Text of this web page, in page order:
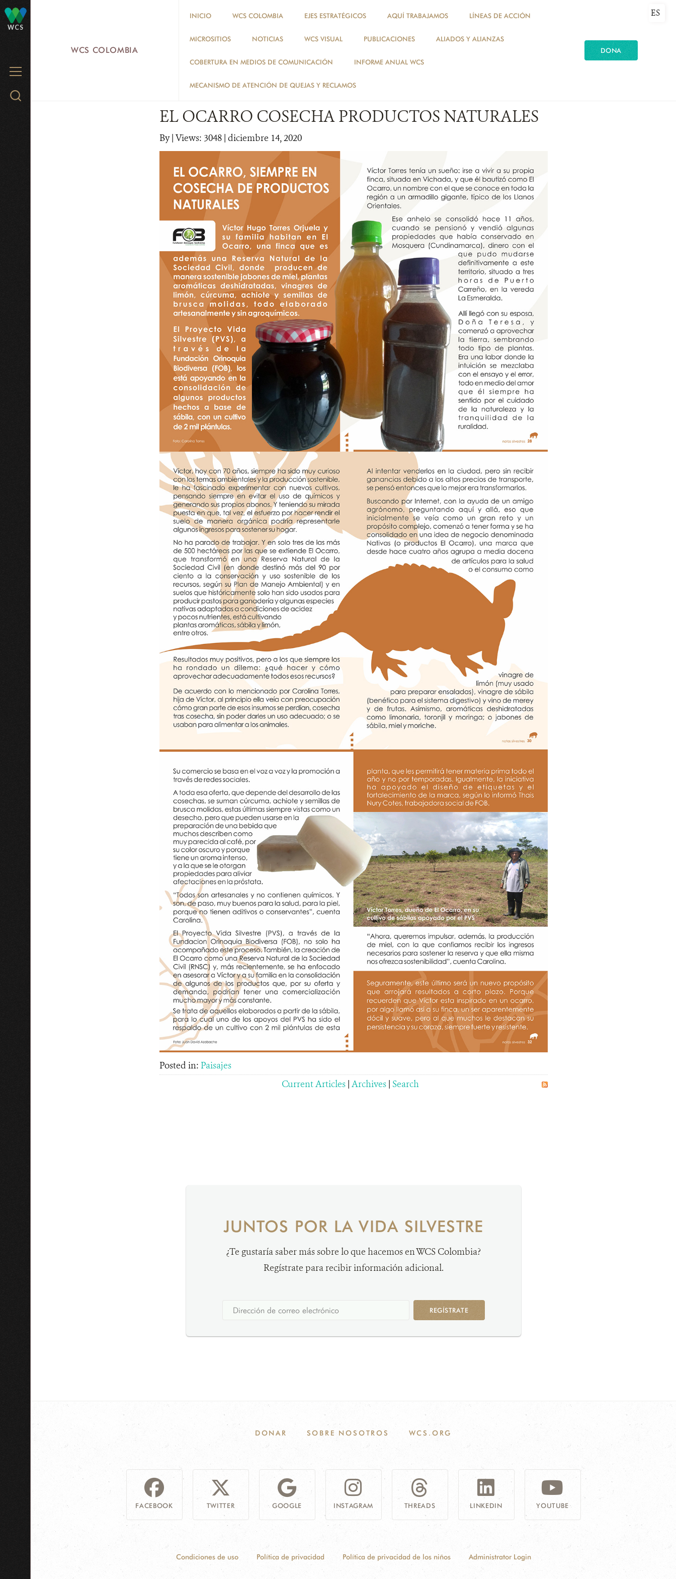
WCS
MENU
Search
WCS COLOMBIA
INICIO WCS COLOMBIA EJES ESTRATÉGICOS AQUÍ TRABAJAMOS LÍNEAS DE ACCIÓN
MICROSITIOS NOTICIAS WCS VISUAL PUBLICACIONES ALIADOS Y ALIANZAS
COBERTURA EN MEDIOS DE COMUNICACIÓN INFORME ANUAL WCS
MECANISMO DE ATENCIÓN DE QUEJAS Y RECLAMOS
DONA
ES
NOTICIAS
EL OCARRO COSECHA PRODUCTOS NATURALES
By| Views: 3048| diciembre 14, 2020
Posted in: Paisajes
Current Articles | Archives | Search
JUNTOS POR LA VIDA SILVESTRE
¿Te gustaría saber más sobre lo que hacemos en WCS Colombia?
Regístrate para recibir información adicional.
REGÍSTRATE
DONAR SOBRE NOSOTROS WCS.ORG
FACEBOOK TWITTER GOOGLE INSTAGRAM THREADS LINKEDIN YOUTUBE
Condiciones de uso Política de privacidad Política de privacidad de los niños Administrator Login